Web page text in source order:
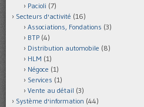
Pacioli (7)
Secteurs d'activité (16)
Associations, Fondations (3)
BTP (4)
Distribution automobile (8)
HLM (1)
Négoce (1)
Services (1)
Vente au détail (3)
Système d'information (44)